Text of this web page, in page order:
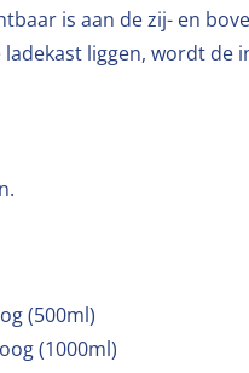
is aan de zij- en
liggen, wordt de
(500ml)
(1000ml)